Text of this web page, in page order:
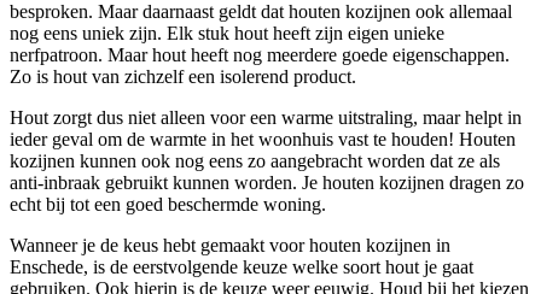
besproken. Maar daarnaast geldt dat houten kozijnen ook allemaal
nog eens uniek zijn. Elk stuk hout heeft zijn eigen unieke
nerfpatroon. Maar hout heeft nog meerdere goede eigenschappen.
Zo is hout van zichzelf een isolerend product.
Hout zorgt dus niet alleen voor een warme uitstraling, maar helpt in
ieder geval om de warmte in het woonhuis vast te houden! Houten
kozijnen kunnen ook nog eens zo aangebracht worden dat ze als
anti-inbraak gebruikt kunnen worden. Je houten kozijnen dragen zo
echt bij tot een goed beschermde woning.
Wanneer je de keus hebt gemaakt voor houten kozijnen in
Enschede, is de eerstvolgende keuze welke soort hout je gaat
gebruiken. Ook hierin is de keuze weer eeuwig. Houd bij het kiezen